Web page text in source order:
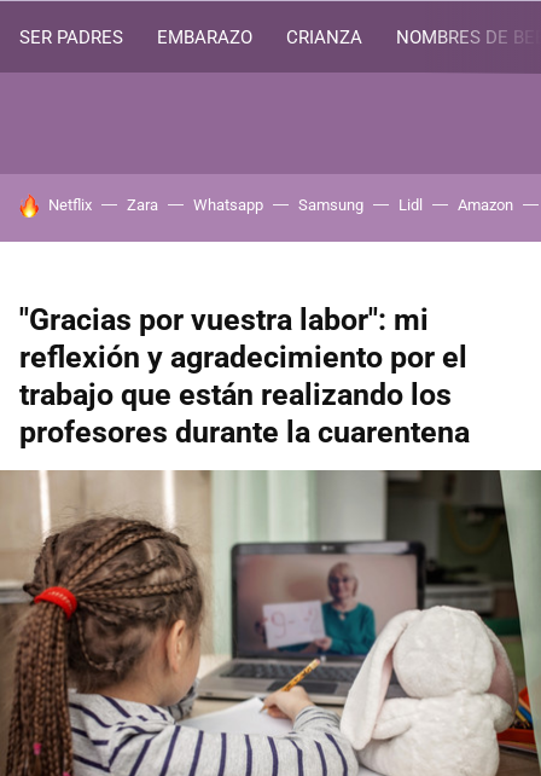
SER PADRES EMBARAZO CRIANZA NOMBRES DE
HOY SE HABLA DE
Netflix Zara Whatsapp Samsung Lidl Amazon
"Gracias por vuestra labor": mi
reflexión y agradecimiento por el
trabajo que están realizando los
profesores durante la cuarentena